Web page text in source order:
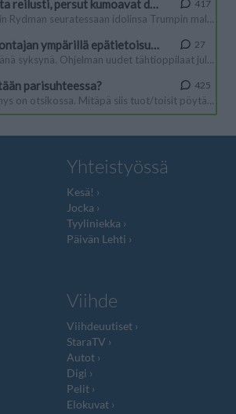
Yhteistyössä
Kesä!
Jocka
Tyyliniekka
Päivän Lehti
Viihde
Viihdeuutiset
StaraTV
Autot
Digi
Pelit
Elokuvat